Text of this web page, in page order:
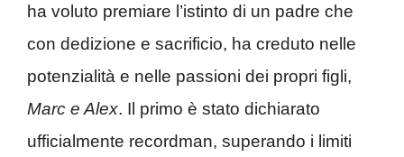
ha voluto premiare l’istinto di un padre che
con dedizione e sacrificio, ha creduto nelle
potenzialità e nelle passioni dei propri figli,
Marc e Alex. Il primo è stato dichiarato
ufficialmente recordman, superando i limiti